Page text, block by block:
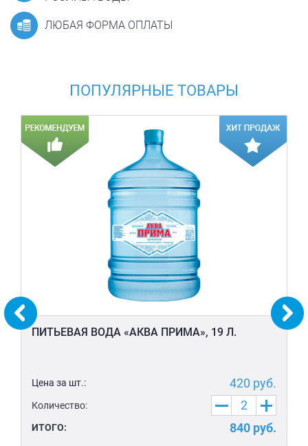
ЛЮБАЯ ФОРМА ОПЛАТЫ
ПОПУЛЯРНЫЕ ТОВАРЫ
ПИТЬЕВАЯ ВОДА «АКВА ПРИМА», 19 Л.
Цена за шт.: 420 руб.
Количество:
ИТОГО: 840 руб.